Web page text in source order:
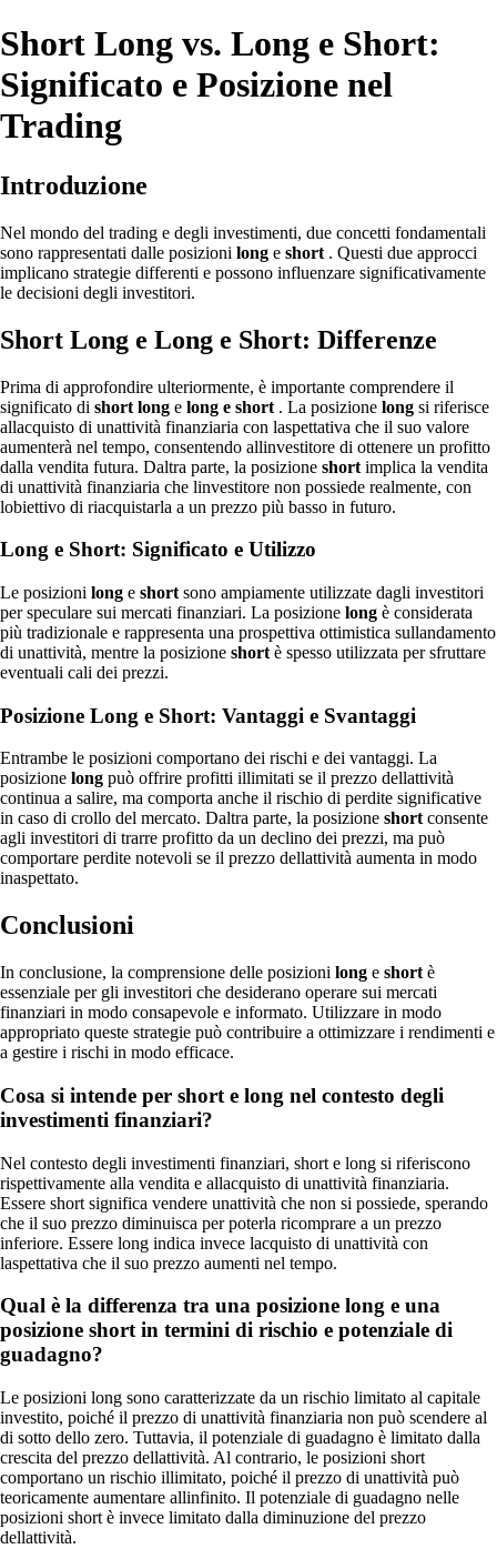
Short Long vs. Long e Short:
Significato e Posizione nel
Trading
Introduzione
Nel mondo del trading e degli investimenti, due concetti fondamentali
sono rappresentati dalle posizioni long e short . Questi due approcci
implicano strategie differenti e possono influenzare significativamente
le decisioni degli investitori.
Short Long e Long e Short: Differenze
Prima di approfondire ulteriormente, è importante comprendere il
significato di short long e long e short . La posizione long si riferisce
allacquisto di unattività finanziaria con laspettativa che il suo valore
aumenterà nel tempo, consentendo allinvestitore di ottenere un profitto
dalla vendita futura. Daltra parte, la posizione short implica la vendita
di unattività finanziaria che linvestitore non possiede realmente, con
lobiettivo di riacquistarla a un prezzo più basso in futuro.
Long e Short: Significato e Utilizzo
Le posizioni long e short sono ampiamente utilizzate dagli investitori
per speculare sui mercati finanziari. La posizione long è considerata
più tradizionale e rappresenta una prospettiva ottimistica sullandamento
di unattività, mentre la posizione short è spesso utilizzata per sfruttare
eventuali cali dei prezzi.
Posizione Long e Short: Vantaggi e Svantaggi
Entrambe le posizioni comportano dei rischi e dei vantaggi. La
posizione long può offrire profitti illimitati se il prezzo dellattività
continua a salire, ma comporta anche il rischio di perdite significative
in caso di crollo del mercato. Daltra parte, la posizione shortconsente
agli investitori di trarre profitto da un declino dei prezzi, ma può
comportare perdite notevoli se il prezzo dellattività aumenta in modo
inaspettato.
Conclusioni
In conclusione, la comprensione delle posizioni long e short è
essenziale per gli investitori che desiderano operare sui mercati
finanziari in modo consapevole e informato. Utilizzare in modo
appropriato queste strategie può contribuire a ottimizzare i rendimenti e
a gestire i rischi in modo efficace.
Cosa si intende per short e long nel contesto degli
investimenti finanziari?
Nel contesto degli investimenti finanziari, short e long si riferiscono
rispettivamente alla vendita e allacquisto di unattività finanziaria.
Essere short significa vendere unattività che non si possiede, sperando
che il suo prezzo diminuisca per poterla ricomprare a un prezzo
inferiore. Essere long indica invece lacquisto di unattività con
laspettativa che il suo prezzo aumenti nel tempo.
Qual è la differenza tra una posizione long e una
posizione short in termini di rischio e potenziale di
guadagno?
Le posizioni long sono caratterizzate da un rischio limitato al capitale
investito, poiché il prezzo di unattività finanziaria non può scendere al
di sotto dello zero. Tuttavia, il potenziale di guadagno è limitato dalla
crescita del prezzo dellattività. Al contrario, le posizioni short
comportano un rischio illimitato, poiché il prezzo di unattività può
teoricamente aumentare allinfinito. Il potenziale di guadagno nelle
posizioni short è invece limitato dalla diminuzione del prezzo
dellattività.